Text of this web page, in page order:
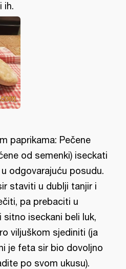
ih.
paprikama: Pečene
od semenki) iseckati
odgovarajuću posudu.
staviti u dublji tanjir i
pa prebaciti u
sitno iseckani beli luk,
viljuškom sjediniti (ja
je feta sir bio dovoljno
po svom ukusu).